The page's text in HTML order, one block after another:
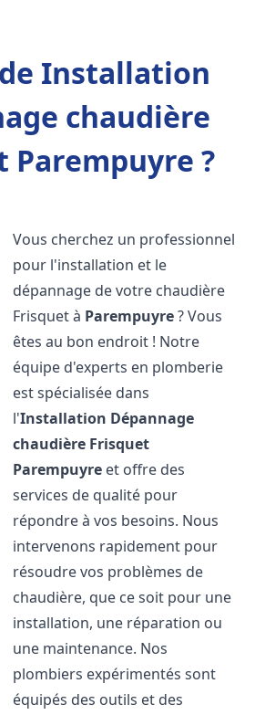
Installation
chaudière
Parempuyre ?
Vous cherchez un professionnel
pour l'installation et le
dépannage de votre chaudière
Frisquet à Parempuyre? Vous
êtes au bon endroit ! Notre
équipe d'experts en plomberie
est spécialisée dans
l'Installation Dépannage
chaudière Frisquet
Parempuyre et offre des
services de qualité pour
répondre à vos besoins. Nous
intervenons rapidement pour
résoudre vos problèmes de
chaudière, que ce soit pour une
installation, une réparation ou
une maintenance. Nos
plombiers expérimentés sont
équipés des outils et des